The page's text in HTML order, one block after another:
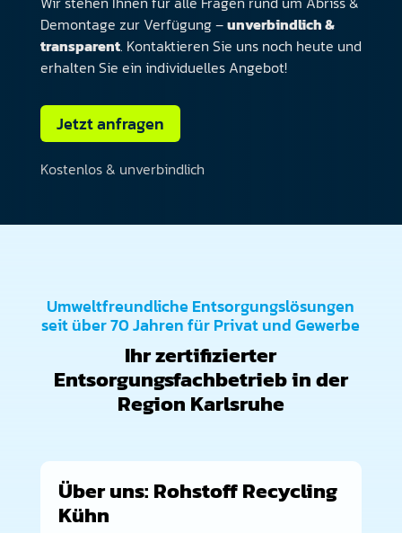
Demontage zur Verfügung –unverbindlich &
transparent. Kontaktieren Sie uns noch heute und
erhalten Sie ein individuelles Angebot!
Jetzt anfragen
Kostenlos & unverbindlich
Umweltfreundliche Entsorgungslösungen
seit über 70 Jahren für Privat und Gewerbe
Ihr zertifizierter
Entsorgungsfachbetrieb in der
Region Karlsruhe
Über uns: Rohstoff Recycling
Kühn